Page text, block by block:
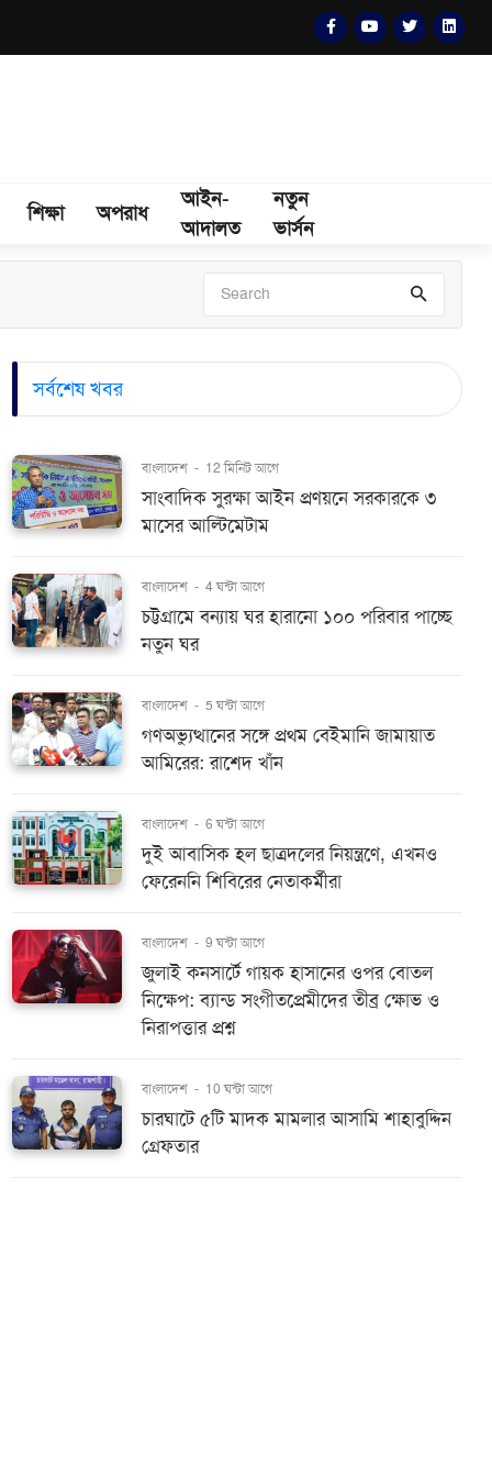
শিক্ষা অপরাধ
আইন-
আদালত
নতুন
ভার্সন
সর্বশেষ খবর
বাংলাদেশ - 12 মিনিট আগে
সাংবাদিক সুরক্ষা আইন প্রণয়নে সরকারকে ৩
মাসের আল্টিমেটাম
বাংলাদেশ - 4 ঘন্টা আগে
চট্টগ্রামে বন্যায় ঘর হারানো ১০০ পরিবার পাচ্ছে
নতুন ঘর
বাংলাদেশ - 5 ঘন্টা আগে
গণঅভ্যুত্থানের সঙ্গে প্রথম বেইমানি জামায়াত
আমিরের: রাশেদ খাঁন
বাংলাদেশ - 6 ঘন্টা আগে
দুই আবাসিক হল ছাত্রদলের নিয়ন্ত্রণে, এখনও
ফেরেননি শিবিরের নেতাকর্মীরা
বাংলাদেশ - 9 ঘন্টা আগে
জুলাই কনসার্টে গায়ক হাসানের ওপর বোতল
নিক্ষেপ: ব্যান্ড সংগীতপ্রেমীদের তীব্র ক্ষোভ ও
নিরাপত্তার প্রশ্ন
বাংলাদেশ - 10 ঘন্টা আগে
চারঘাটে ৫টি মাদক মামলার আসামি শাহাবুদ্দিন
গ্রেফতার